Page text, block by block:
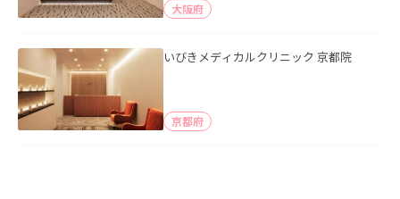
大阪府
いびきメディカルクリニック 京都院
京都府